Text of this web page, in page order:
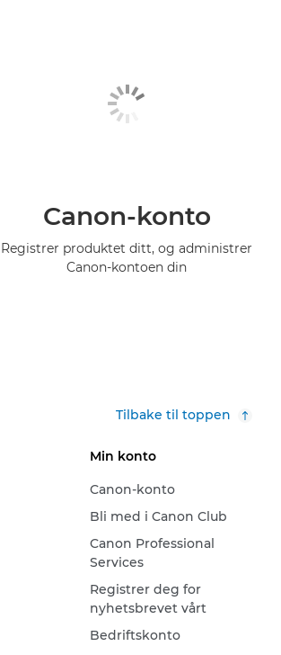
Canon-konto
Registrer produktet ditt, og administrer
Canon-kontoen din
Tilbake til toppen
Min konto
Canon-konto
Bli med i Canon Club
Canon Professional
Services
Registrer deg for
nyhetsbrevet vårt
Bedriftskonto